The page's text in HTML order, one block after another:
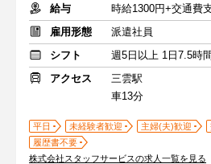
給与
時給1300円+交通費
雇用形態
派遣社員
シフト
週5日以上 1日7.5時
アクセス
三雲駅
車13分
平日 未経験者歓迎 主婦(夫)歓迎
履歴書不要
株式会社スタッフサービスの求人一覧を見る